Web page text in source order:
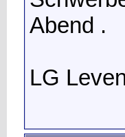
Abend .
LG